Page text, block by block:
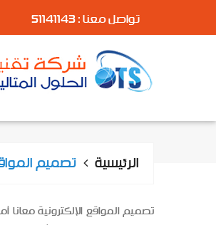
تواصل معنا : 51141143
الرئيسية تصميم
تصميم المواقع الإلكترونية